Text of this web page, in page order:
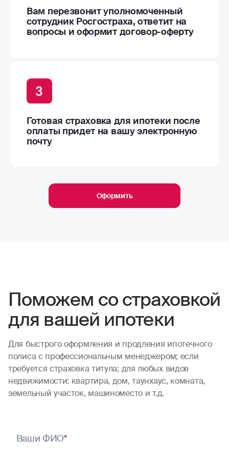
Вам перезвонит уполномоченный
сотрудник Росгостраха, ответит на
вопросы и оформит договор-оферту
Готовая страховка для ипотеки после
оплаты придет на вашу электронную
почту
Оформить
Поможем со страховкой
для вашей ипотеки
Для быстрого оформления и продления ипотечного
полиса с профессиональным менеджером; если
требуется страховка титула; для любых видов
недвижимости: квартира, дом, таунхаус, комната,
земельный участок, машиноместо и т.д.
Ваши ФИО*